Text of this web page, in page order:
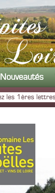
Nouveautés